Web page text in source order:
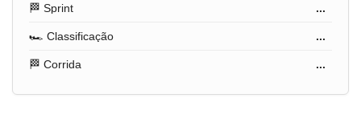
🏁 Sprint ...
🏎️ Classificação ...
🏁 Corrida ...